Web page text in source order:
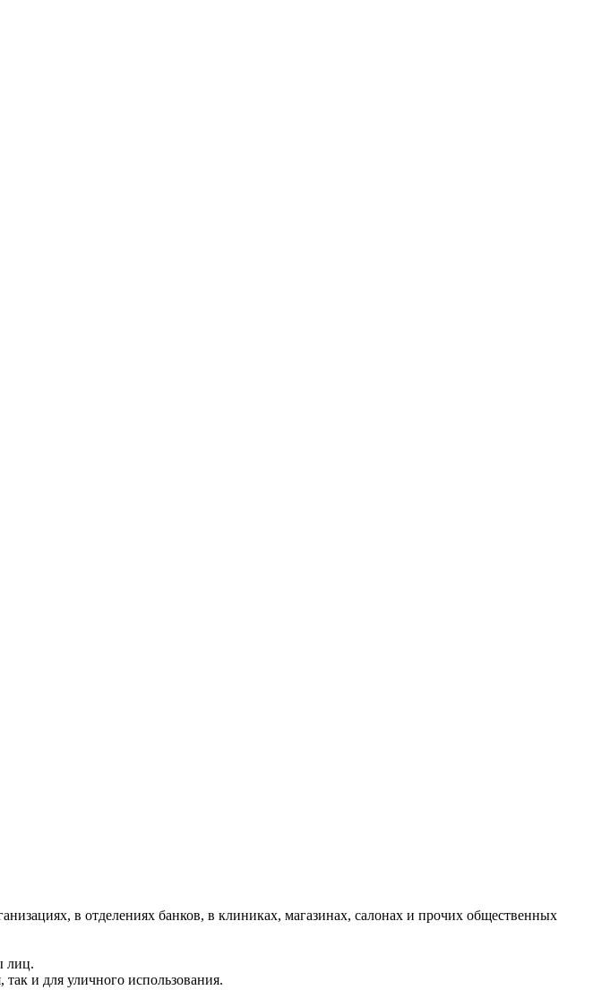
в отделениях банков, в клиниках, магазинах, салонах и прочих общественных
лиц.
и для уличного использования.